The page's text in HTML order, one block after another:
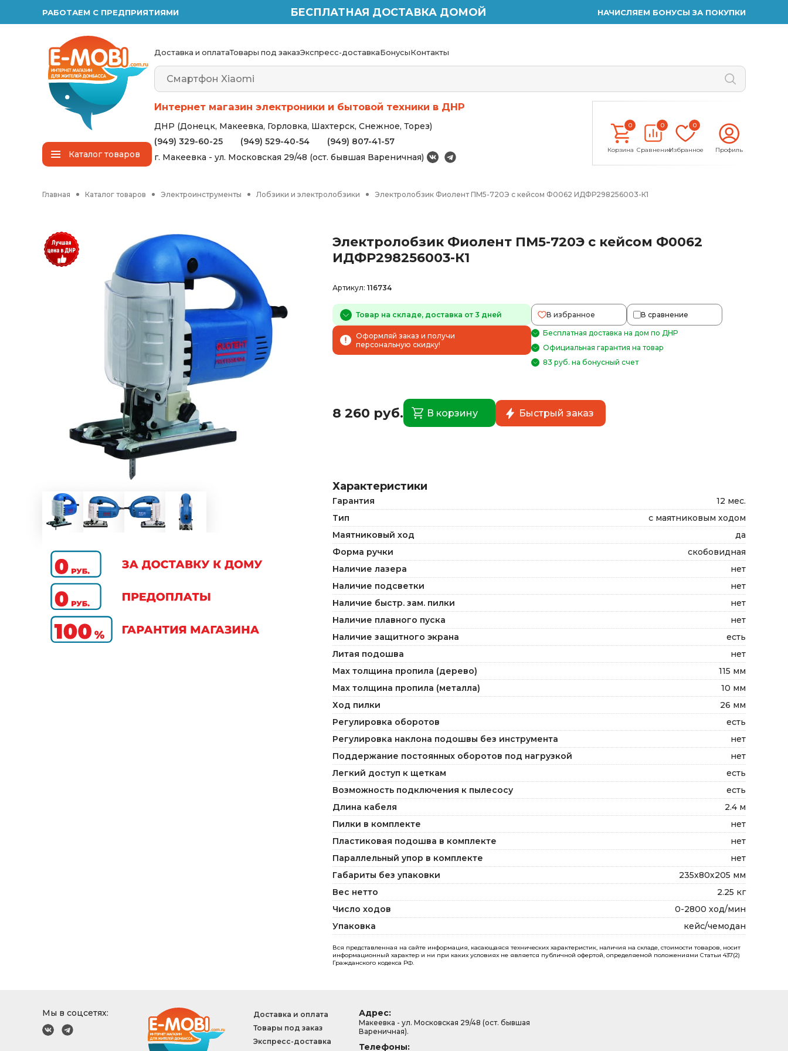
РАБОТАЕМ С ПРЕДПРИЯТИЯМИ БЕСПЛАТНАЯ ДОСТАВКА ДОМОЙ НАЧИСЛЯЕМ БОНУСЫ ЗА ПОКУПКИ
Каталогтоваров
Доставка и оплатаТовары под заказЭкспресс-доставкаБонусыКонтакты
Интернет магазин электроники и бытовой техники в ДНР
ДНР (Донецк, Макеевка, Горловка, Шахтерск, Снежное, Торез)
(949) 329-60-25
(949) 529-40-54
(949) 807-41-57
г. Макеевка - ул. Московская 29/48 (ост. бывшая Вареничная)
0
Корзина
0
Сравнение
0
Избранное Профиль
Главная Каталог товаров Электроинструменты Лобзики и электролобзики Электролобзик Фиолент ПМ5-720Э с кейсом Ф0062 ИДФР298256003-К1
Электролобзик Фиолент ПМ5-720Э с кейсом Ф0062
ИДФР298256003-К1
Артикул: 116734
Товар на складе, доставка от 3 дней В избранное В сравнение
Оформляй заказ и получи
персональную скидку!
Бесплатная доставка на дом по ДНР
Официальная гарантия на товар
83 руб. на бонусный счет
8 260 руб. В корзину Быстрый заказ
Характеристики
Гарантия
12 мес.
Тип
с маятниковым ходом
Маятниковый ход
да
Форма ручки
скобовидная
Наличие лазера
нет
Наличие подсветки
нет
Наличие быстр. зам. пилки
нет
Наличие плавного пуска
нет
Наличие защитного экрана
есть
Литая подошва
нет
Мах толщина пропила (дерево)
115 мм
Мах толщина пропила (металла)
10 мм
Ход пилки
26 мм
Регулировка оборотов
есть
Регулировка наклона подошвы без инструмента
нет
Поддержание постоянных оборотов под нагрузкой
нет
Легкий доступ к щеткам
есть
Возможность подключения к пылесосу
есть
Длина кабеля
2.4 м
Пилки в комплекте
нет
Пластиковая подошва в комплекте
нет
Параллельный упор в комплекте
нет
Габариты без упаковки
235х80х205 мм
Вес нетто
2.25 кг
Число ходов
0-2800 ход/мин
Упаковка
кейс/чемодан
Вся представленная на сайте информация, касающаяся технических характеристик, наличия на складе, стоимости товаров, носит
информационный характер и ни при каких условиях не является публичной офертой, определяемой положениями Статьи 437(2)
Гражданского кодекса РФ.
Мы в соцсетях:
Доставка и оплата
Товары под заказ
Экспресс-доставка
Адрес:
Макеевка - ул. Московская 29/48 (ост. бывшая
Вареничная).
Телефоны: